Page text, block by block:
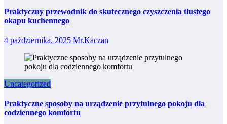
Praktyczny przewodnik do skutecznego czyszczenia tłustego
okapu kuchennego
4 października, 2025 Mr.Kaczan
Uncategorized
Praktyczne sposoby na urządzenie przytulnego pokoju dla
codziennego komfortu